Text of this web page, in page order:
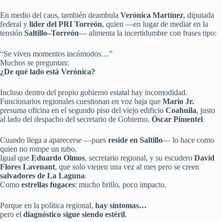
En medio del caos, también deambula Verónica Martínez, diputada
federal y líder del PRI Torreón, quien —en lugar de mediar en la
tensión Saltillo–Torreón— alimenta la incertidumbre con frases tipo:
“Se viven momentos incómodos…”
Muchos se preguntan:
¿De qué lado está Verónica?
Incluso dentro del propio gobierno estatal hay incomodidad.
Funcionarios regionales cuestionan en voz baja que Mario Jr.
presuma oficina en el segundo piso del viejo edificio Coahuila, justo
al lado del despacho del secretario de Gobierno, Óscar Pimentel.
Cuando llega a aparecerse —pues reside en Saltillo— lo hace como
quien no rompe un tubo.
Igual que Eduardo Olmos, secretario regional, y su escudero David
Flores Lavenant, que solo vienen una vez al mes pero se creen
salvadores de La Laguna.
Como estrellas fugaces: mucho brillo, poco impacto.
Porque en la política regional, hay síntomas…
pero el diagnóstico sigue siendo estéril.